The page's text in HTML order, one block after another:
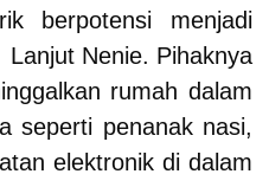
berpotensi menjadi
Lanjut Nenie. Pihaknya
rumah dalam
seperti penanak nasi,
elektronik di dalam